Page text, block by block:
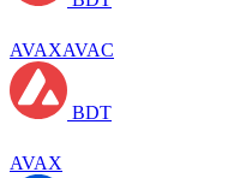
AVAXAVAC
BDT
AVAX